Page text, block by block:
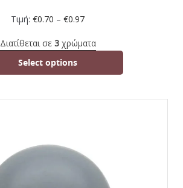
Τιμή: €0.70 – €0.97
Διατίθεται σε 3χρώματα
Select options